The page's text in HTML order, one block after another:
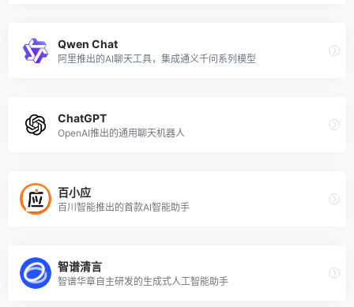
Qwen Chat
阿里推出的AI聊天工具，集成通义千问系列模型
ChatGPT
OpenAI推出的通用聊天机器人
百小应
百川智能推出的首款AI智能助手
智谱清言
智谱华章自主研发的生成式人工智能助手